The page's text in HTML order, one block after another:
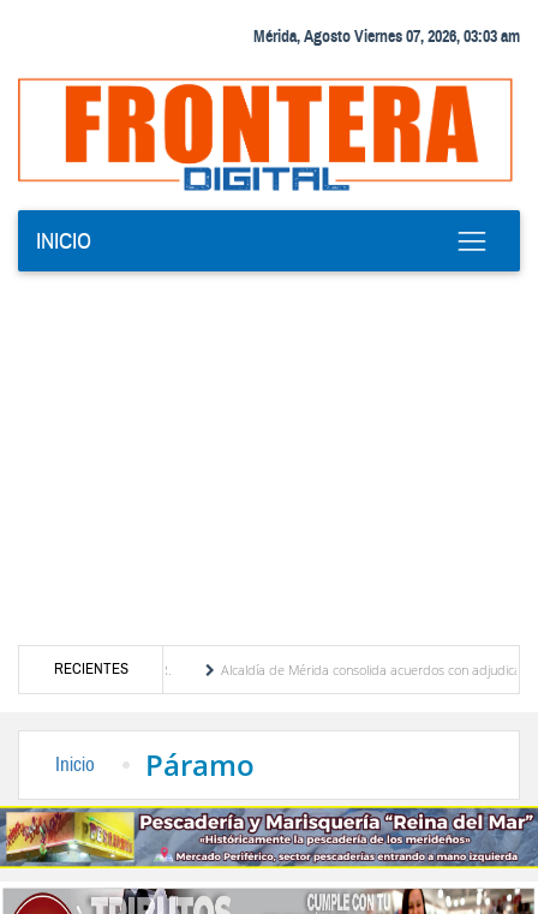
Mérida, Agosto Viernes 07, 2026, 03:03 am
INICIO
RECIENTES
Cordero R.
Alcaldía de Mérida consolida acuerdos con adjudicatarios del
Inicio Páramo